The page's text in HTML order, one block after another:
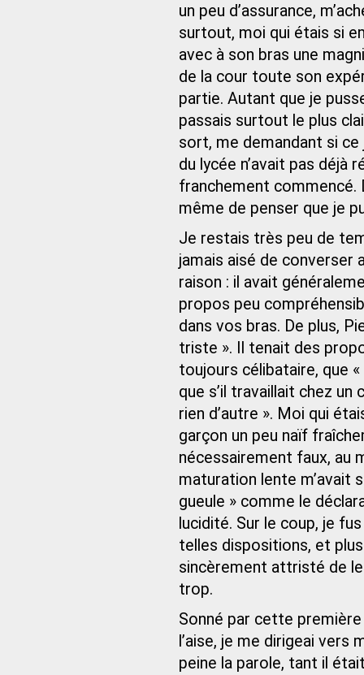
un peu d’assurance,
surtout, moi qui étais si
avec à son bras une
de la cour toute son
partie. Autant que je
passais surtout le plus
sort, me demandant si
du lycée n’avait pas déjà
franchement commencé.
même de penser que je
Je restais très peu de
jamais aisé de converser
raison : il avait
propos peu
dans vos bras. De plus,
triste ». Il tenait des
toujours célibataire, que
que s’il travaillait chez
rien d’autre ». Moi qui
garçon un peu naïf
nécessairement faux, au
maturation lente m’avait
gueule » comme le
lucidité. Sur le coup, je
telles dispositions, et
sincèrement attristé de le
trop.
Sonné par cette
l’aise, je me dirigeai vers
peine la parole, tant il